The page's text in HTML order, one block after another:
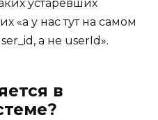
устаревших
«а у нас тут на самом
а не userId».
в